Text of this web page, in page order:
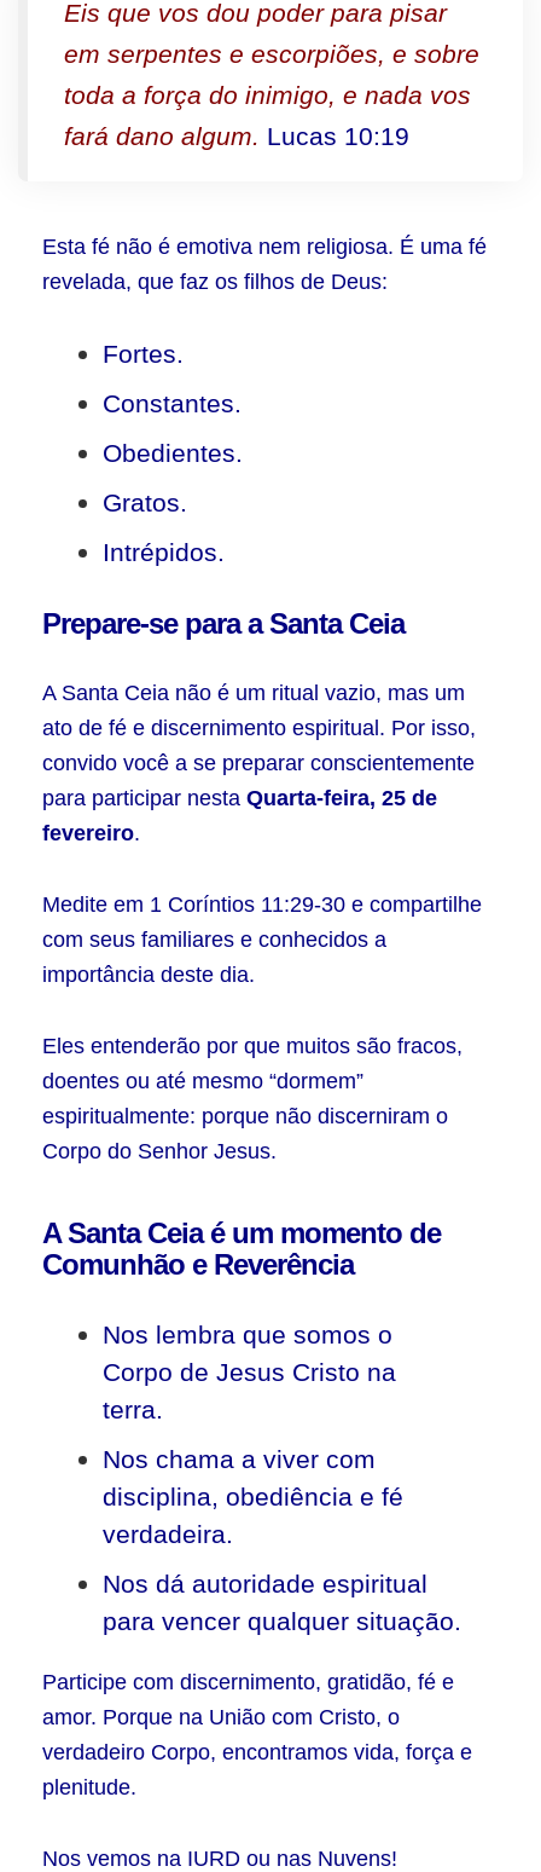
Eis que vos dou poder para pisar
em serpentes e escorpiões, e sobre
toda a força do inimigo, e nada vos
fará dano algum. Lucas 10:19
Esta fé não é emotiva nem religiosa. É uma fé
revelada, que faz os filhos de Deus:
Fortes.
Constantes.
Obedientes.
Gratos.
Intrépidos.
Prepare-se para a Santa Ceia
A Santa Ceia não é um ritual vazio, mas um
ato de fé e discernimento espiritual. Por isso,
convido você a se preparar conscientemente
para participar nesta Quarta-feira, 25 de
fevereiro.
Medite em 1 Coríntios 11:29-30 e compartilhe
com seus familiares e conhecidos a
importância deste dia.
Eles entenderão por que muitos são fracos,
doentes ou até mesmo “dormem”
espiritualmente: porque não discerniram o
Corpo do Senhor Jesus.
A Santa Ceia é um momento de
Comunhão e Reverência
Nos lembra que somos o
Corpo de Jesus Cristo na
terra.
Nos chama a viver com
disciplina, obediência e fé
verdadeira.
Nos dá autoridade espiritual
para vencer qualquer situação.
Participe com discernimento, gratidão, fé e
amor. Porque na União com Cristo, o
verdadeiro Corpo, encontramos vida, força e
plenitude.
Nos vemos na IURD ou nas Nuvens!